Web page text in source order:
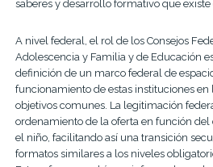
saberes y desarrollo formativo que
A nivel federal, el rol de los Consejos
Adolescencia y Familia y de Educación
definición de un marco federal de
funcionamiento de estas instituciones en
objetivos comunes. La legitimación
ordenamiento de la oferta en función del
el niño, facilitando así una transición
formatos similares a los niveles